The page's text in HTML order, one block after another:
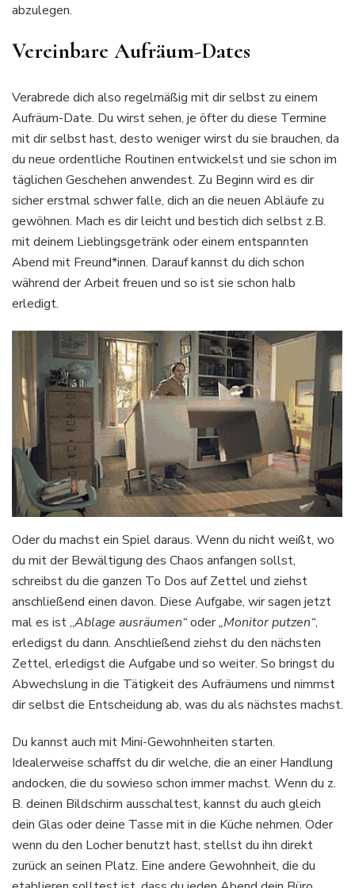
abzulegen.
Vereinbare Aufräum-Dates
Verabrede dich also regelmäßig mit dir selbst zu einem
Aufräum-Date. Du wirst sehen, je öfter du diese Termine
mit dir selbst hast, desto weniger wirst du sie brauchen, da
du neue ordentliche Routinen entwickelst und sie schon im
täglichen Geschehen anwendest. Zu Beginn wird es dir
sicher erstmal schwer falle, dich an die neuen Abläufe zu
gewöhnen. Mach es dir leicht und bestich dich selbst z.B.
mit deinem Lieblingsgetränk oder einem entspannten
Abend mit Freund*innen. Darauf kannst du dich schon
während der Arbeit freuen und so ist sie schon halb
erledigt.
Oder du machst ein Spiel daraus. Wenn du nicht weißt, wo
du mit der Bewältigung des Chaos anfangen sollst,
schreibst du die ganzen To Dos auf Zettel und ziehst
anschließend einen davon. Diese Aufgabe, wir sagen jetzt
mal es ist „Ablage ausräumen“oder„Monitor putzen“,
erledigst du dann. Anschließend ziehst du den nächsten
Zettel, erledigst die Aufgabe und so weiter. So bringst du
Abwechslung in die Tätigkeit des Aufräumens und nimmst
dir selbst die Entscheidung ab, was du als nächstes machst.
Du kannst auch mit Mini-Gewohnheiten starten.
Idealerweise schaffst du dir welche, die an einer Handlung
andocken, die du sowieso schon immer machst. Wenn du z.
B. deinen Bildschirm ausschaltest, kannst du auch gleich
dein Glas oder deine Tasse mit in die Küche nehmen. Oder
wenn du den Locher benutzt hast, stellst du ihn direkt
zurück an seinen Platz. Eine andere Gewohnheit, die du